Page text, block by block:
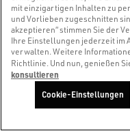
mit einzigartigen Inhalten zu
und Vorlieben zugeschnitten
akzeptieren“ stimmen Sie der
Ihre Einstellungen jederzeit im
verwalten. Weitere
Richtlinie. Und nun, genießen
konsultieren
Cookie-Einstellungen